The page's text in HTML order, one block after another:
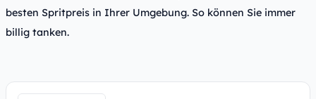
besten Spritpreis in Ihrer Umgebung. So können Sie immer
billig tanken.